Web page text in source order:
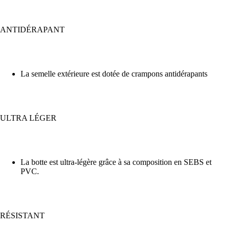
ANTIDÉRAPANT
La semelle extérieure est dotée de crampons antidérapants
ULTRA LÉGER
La botte est ultra-légère grâce à sa composition en SEBS et
PVC.
RÉSISTANT